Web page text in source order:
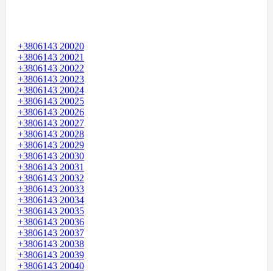
+3806143 20020
+3806143 20021
+3806143 20022
+3806143 20023
+3806143 20024
+3806143 20025
+3806143 20026
+3806143 20027
+3806143 20028
+3806143 20029
+3806143 20030
+3806143 20031
+3806143 20032
+3806143 20033
+3806143 20034
+3806143 20035
+3806143 20036
+3806143 20037
+3806143 20038
+3806143 20039
+3806143 20040